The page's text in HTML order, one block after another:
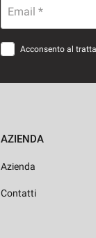
Email *
Acconsento al
AZIENDA
Azienda
Contatti